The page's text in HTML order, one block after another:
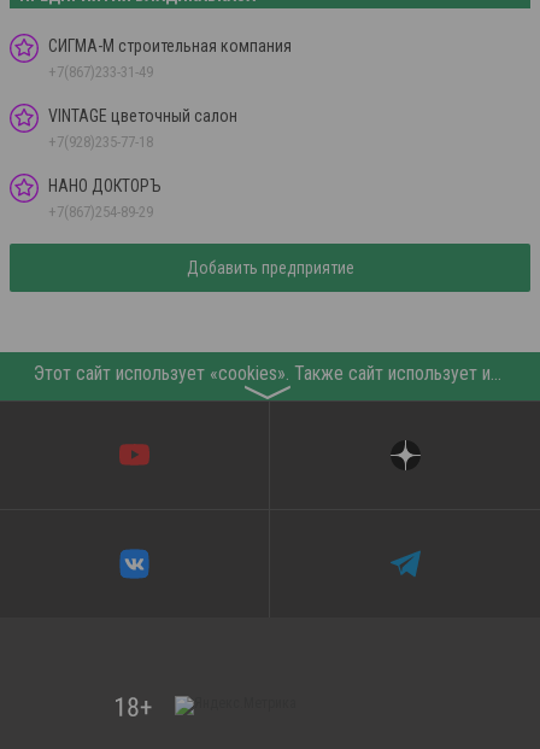
СИГМА-М строительная компания
+7(867)233-31-49
VINTAGE цветочный салон
+7(928)235-77-18
НАНО ДОКТОРЪ
+7(867)254-89-29
Добавить предприятие
Этот сайт использует «cookies». Также сайт использует интернет-сервис для сбора технических данных касательно посетителей с целью получения маркетинговой и статистической информации. Условия обработки данных посетителей сайта см.
〉